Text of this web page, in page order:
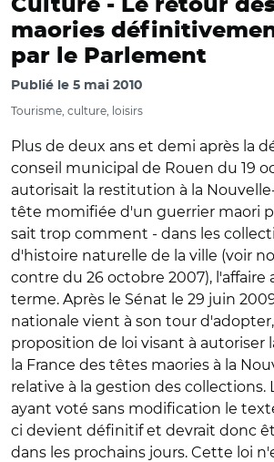
Culture - Le retour
maories
par le Parlement
Publié le 5 mai 2010
Tourisme, culture, loisirs
Plus de deux ans et demi après la
conseil municipal de Rouen du 19
autorisait la restitution à la
tête momifiée d'un guerrier maori
sait trop comment - dans les
d'histoire naturelle de la ville (voir
contre du 26 octobre 2007), l'affaire
terme. Après le Sénat le 29 juin
nationale vient à son tour d'adopter,
proposition de loi visant à autoriser
la France des têtes maories à la
relative à la gestion des collections.
ayant voté sans modification le
ci devient définitif et devrait donc
dans les prochains jours. Cette loi